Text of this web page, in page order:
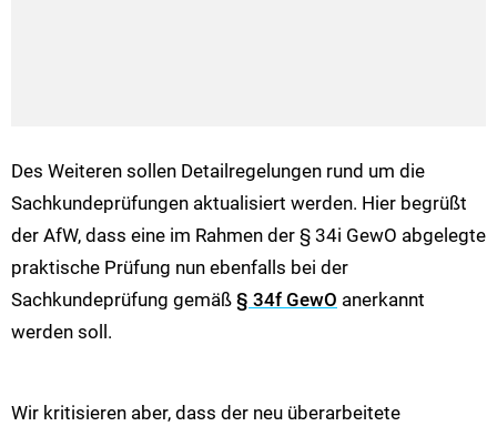
Des Weiteren sollen Detailregelungen rund um die
Sachkundeprüfungen aktualisiert werden. Hier begrüßt
der AfW, dass eine im Rahmen der § 34i GewO abgelegte
praktische Prüfung nun ebenfalls bei der
Sachkundeprüfung gemäß § 34f GewO anerkannt
werden soll.
Wir kritisieren aber, dass der neu überarbeitete